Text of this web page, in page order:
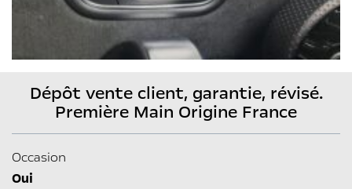
Dépôt vente client, garantie, révisé.
Première Main Origine France
Occasion
Oui